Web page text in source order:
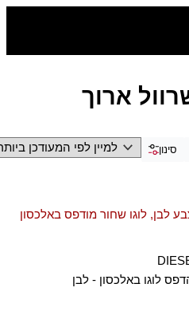
ארוך
סינון
לוגו באלכסון - לבן